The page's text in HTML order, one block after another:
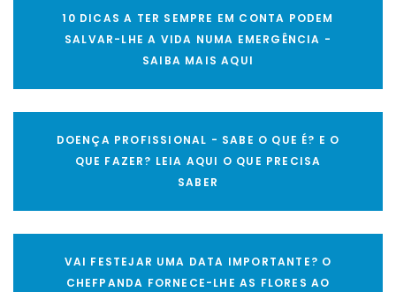
10 DICAS A TER SEMPRE EM CONTA PODEM
SALVAR-LHE A VIDA NUMA EMERGÊNCIA -
SAIBA MAIS AQUI
DOENÇA PROFISSIONAL - SABE O QUE É? E O
QUE FAZER? LEIA AQUI O QUE PRECISA
SABER
VAI FESTEJAR UMA DATA IMPORTANTE? O
CHEFPANDA FORNECE-LHE AS FLORES AO